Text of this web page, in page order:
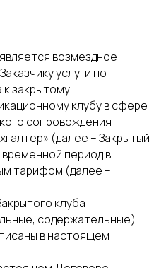
возмездное
услуги по
закрытому
клубу в сфере
сопровождения
(далее – Закрытый
период в
тарифом (далее –
клуба
содержательные)
в настоящем